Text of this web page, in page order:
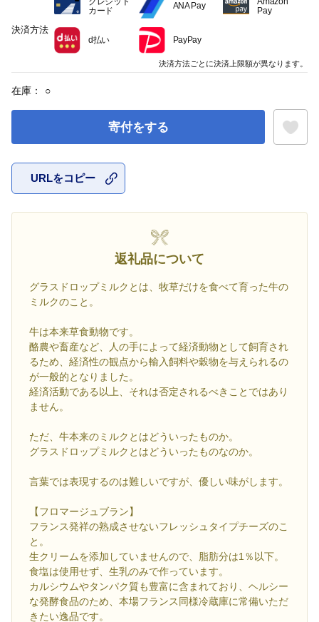
在庫： ○
寄付をする
URLをコピー
返礼品について
グラスドロップミルクとは、牧草だけを食べて育った牛の
ミルクのこと。
牛は本来草食動物です。
酪農や畜産など、人の手によって経済動物として飼育され
るため、経済性の観点から輸入飼料や穀物を与えられるの
が一般的となりました。
経済活動である以上、それは否定されるべきことではあり
ません。
ただ、牛本来のミルクとはどういったものか。
グラスドロップミルクとはどういったものなのか。
言葉では表現するのは難しいですが、優しい味がします。
【フロマージュブラン】
フランス発祥の熟成させないフレッシュタイプチーズのこ
と。
生クリームを添加していませんので、脂肪分は1％以下。
食塩は使用せず、生乳のみで作っています。
カルシウムやタンパク質も豊富に含まれており、ヘルシー
な発酵食品のため、本場フランス同様冷蔵庫に常備いただ
きたい逸品です。
決済方法
カード
ANA Pay
Pay
d払い PayPay
決済方法ごとに決済上限額が異なります。